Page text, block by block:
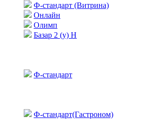
Ф-стандарт (Витрина)
Онлайн
Олимп
Базар 2 (у) Н
Ф-стандарт
Ф-стандарт(Гастроном)